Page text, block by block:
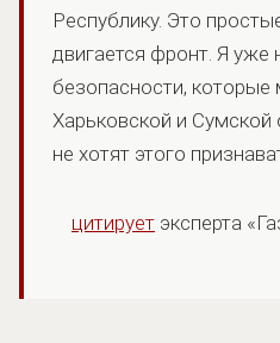
Республику. Это
двигается фронт. Я
безопасности,
Харьковской и Сумской
не хотят этого
цитирует эксперта